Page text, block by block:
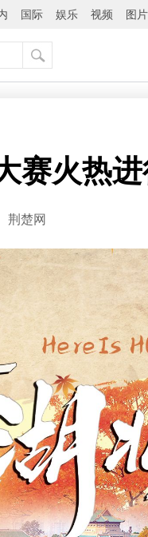
国际 娱乐 视频 图片
赛火热
荆楚网